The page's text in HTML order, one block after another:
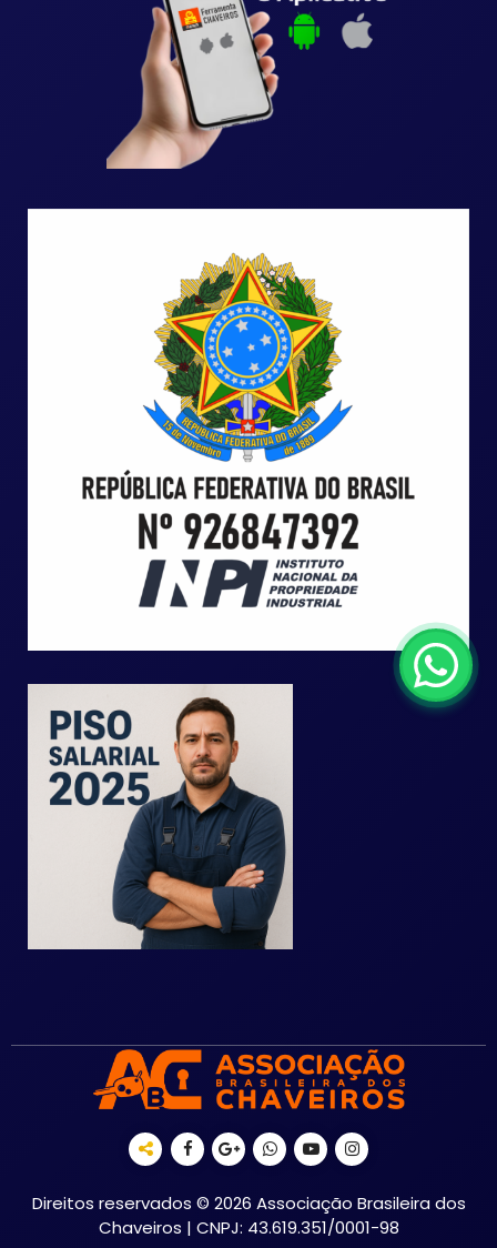
Direitos reservados © 2026 Associação Brasileira dos
Chaveiros | CNPJ: 43.619.351/0001-98